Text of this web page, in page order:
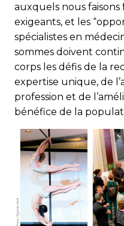
auxquels nous
exigeants, et les
spécialistes en
sommes doivent
corps les défis de la
expertise unique, de
profession et de
bénéfice de la